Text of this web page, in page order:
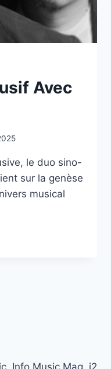
Avec
le duo sino-
sur la genèse
musical
Info Music Mag, i2